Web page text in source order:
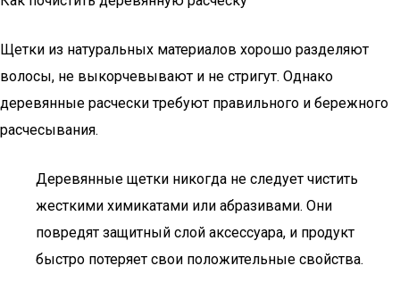
Щетки из натуральных материалов хорошо разделяют
волосы, не выкорчевывают и не стригут. Однако
деревянные расчески требуют правильного и бережного
расчесывания.
Деревянные щетки никогда не следует чистить
жесткими химикатами или абразивами. Они
повредят защитный слой аксессуара, и продукт
быстро потеряет свои положительные свойства.